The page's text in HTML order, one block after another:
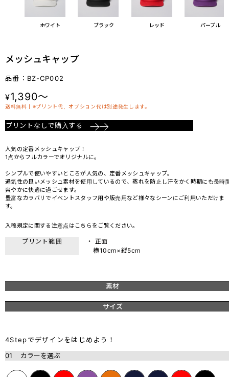
ホワイト ブラック レッド パープル
メッシュキャップ
品番：BZ-CP002
¥1,390～
送料無料丨※プリント代、オプション代は別途発生します。
プリントなしで購入する
人気の定番メッシュキャップ！
1点からフルカラーでオリジナルに。
シンプルで使いやすいところが人気の、定番メッシュキャップ。
通気性の良いメッシュ素材を使用しているので、蒸れを防止し汗をかく時期にも長時
爽やかに快適に過ごせます。
豊富なカラバリでイベントスタッフ用や販売用など様々なシーンにご利用いただけま
す。
入稿規定に関する注意点は こちら をご覧ください。
プリント範囲
・ 正面
横10cm×縦5cm
素材
サイズ
4Stepでデザインをはじめよう！
01
カラーを選ぶ